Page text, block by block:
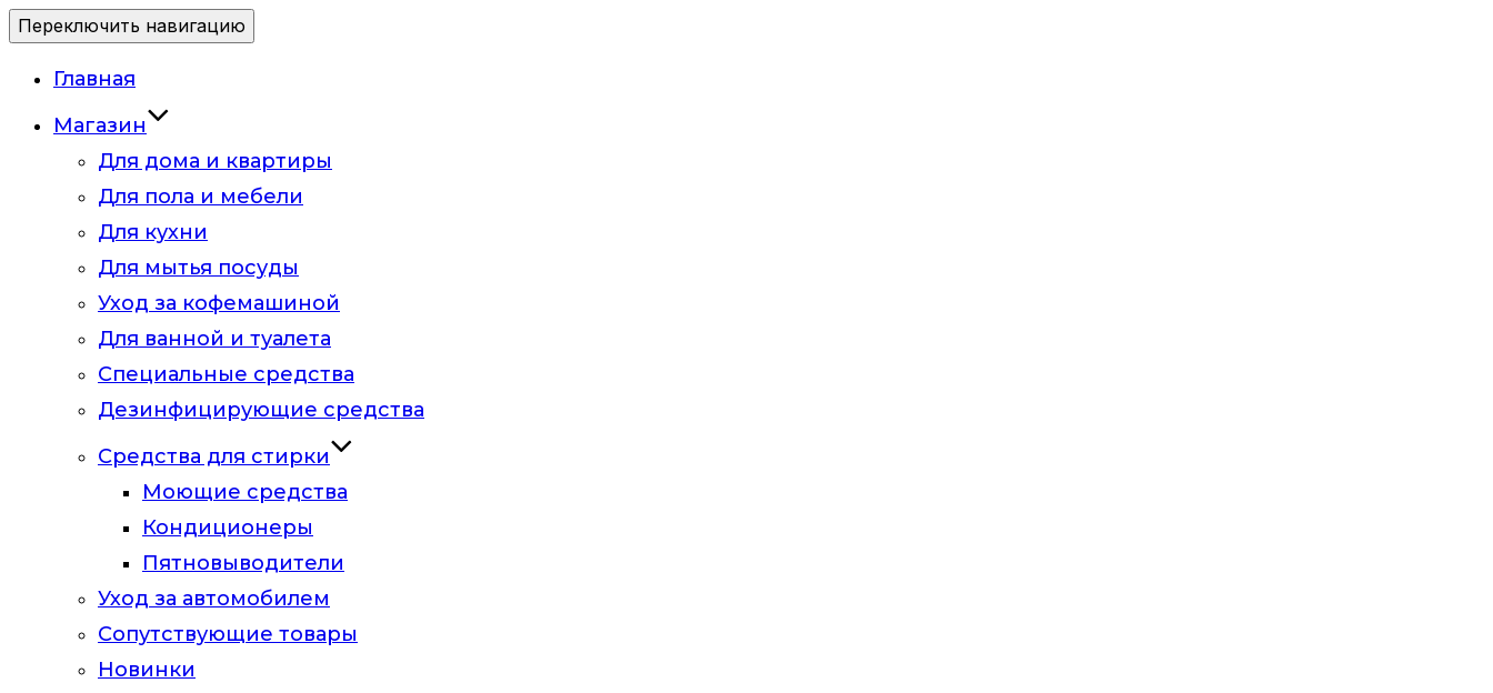
Переключить навигацию
Главная
Магазин
Для дома и квартиры
Для пола и мебели
Для кухни
Для мытья посуды
Уход за кофемашиной
Для ванной и туалета
Специальные средства
Дезинфицирующие средства
Средства для стирки
Моющие средства
Кондиционеры
Пятновыводители
Уход за автомобилем
Сопутствующие товары
Новинки